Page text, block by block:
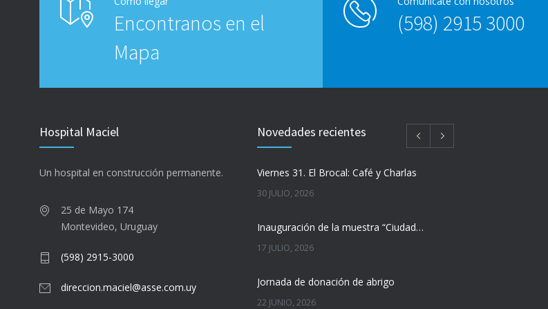
Encontranos en el
Mapa
(598) 2915 3000
Hospital Maciel
Un hospital en construcción permanente.
25 de Mayo 174
Montevideo, Uruguay
(598) 2915-3000
direccion.maciel@asse.com.uy
Novedades recientes
Viernes 31. El Brocal: Café y Charlas
30 JULIO, 2026
Inauguración de la muestra “Ciudad Vieja nos cuenta”
17 JULIO, 2026
Jornada de donación de abrigo
22 JUNIO, 2026